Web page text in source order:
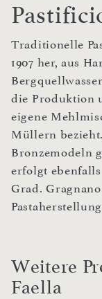
Traditionelle
1907 her, aus
die Produktion
eigene
Müllern
Bronzemodeln
erfolgt
Grad.
Weitere
Faella